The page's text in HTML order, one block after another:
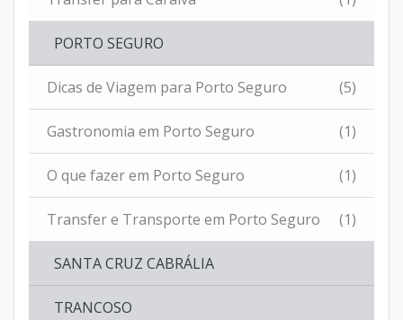
PORTO SEGURO
Dicas de Viagem para Porto Seguro (5)
Gastronomia em Porto Seguro (1)
O que fazer em Porto Seguro (1)
Transfer e Transporte em Porto Seguro (1)
SANTA CRUZ CABRÁLIA
TRANCOSO